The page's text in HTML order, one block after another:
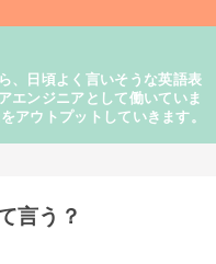
、日頃よく言いそうな英語表
エンジニアとして働いていま
ウトプットしていきます。
言う？